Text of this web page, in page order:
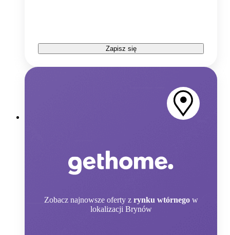
Zapisz się
Zobacz najnowsze oferty z rynku wtórnego w
lokalizacji Brynów